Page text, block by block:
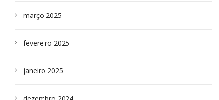
março 2025
fevereiro 2025
janeiro 2025